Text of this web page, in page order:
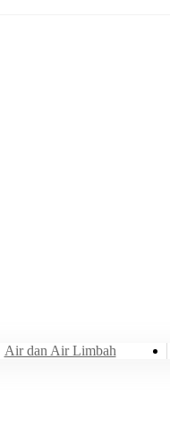
Air dan Air Limbah